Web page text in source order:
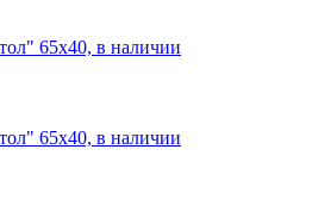
65х40, в наличии
65х40, в наличии